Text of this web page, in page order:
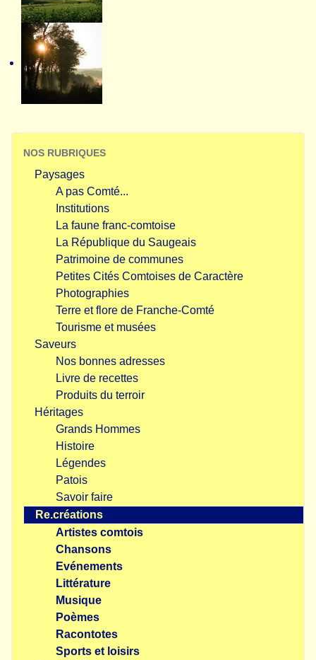
NOS RUBRIQUES
Paysages
A pas Comté...
Institutions
La faune franc-comtoise
La République du Saugeais
Patrimoine de communes
Petites Cités Comtoises de Caractère
Photographies
Terre et flore de Franche-Comté
Tourisme et musées
Saveurs
Nos bonnes adresses
Livre de recettes
Produits du terroir
Héritages
Grands Hommes
Histoire
Légendes
Patois
Savoir faire
Re.créations
Artistes comtois
Chansons
Evénements
Littérature
Musique
Poèmes
Racontotes
Sports et loisirs